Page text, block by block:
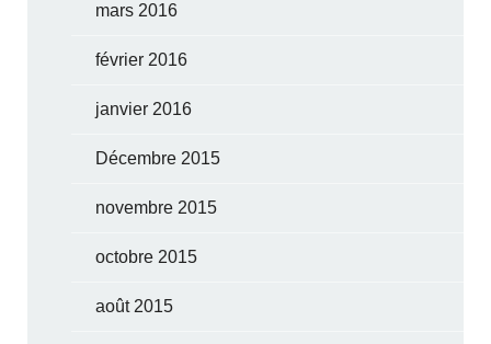
mars 2016
février 2016
janvier 2016
Décembre 2015
novembre 2015
octobre 2015
août 2015